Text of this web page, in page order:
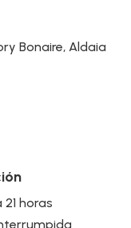
Bonaire, Aldaia
21 horas